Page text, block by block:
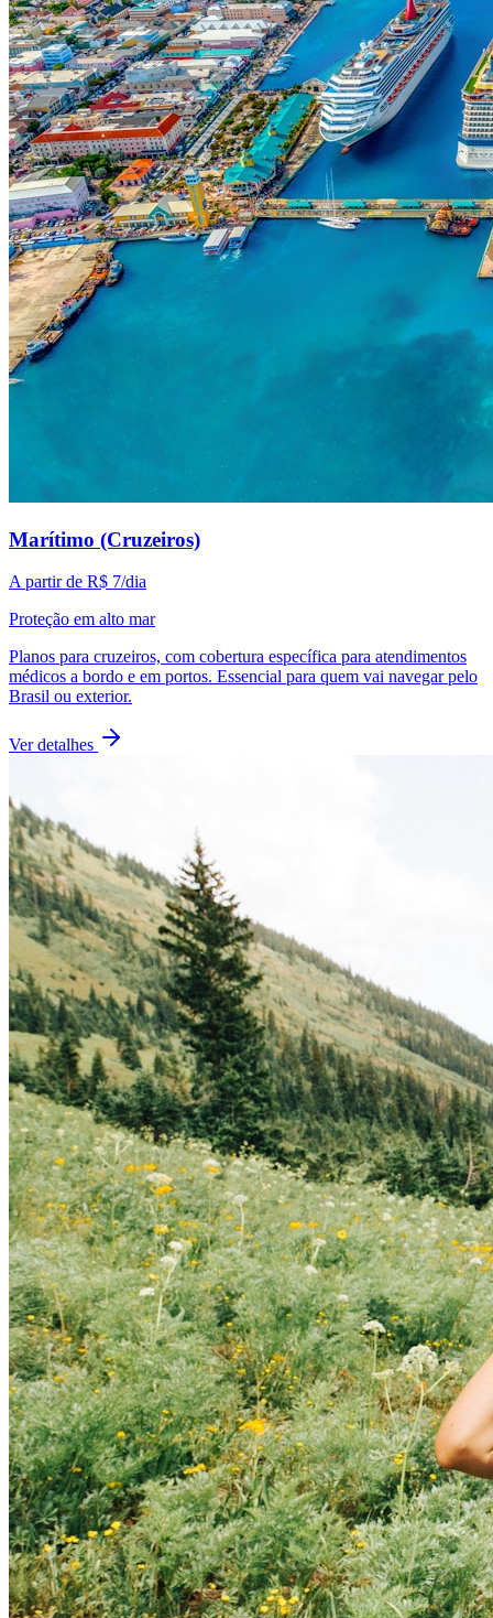
Marítimo (Cruzeiros)
A partir de R$ 7/dia
Proteção em alto mar
Planos para cruzeiros, com cobertura específica para atendimentos
médicos a bordo e em portos. Essencial para quem vai navegar pelo
Brasil ou exterior.
Ver detalhes